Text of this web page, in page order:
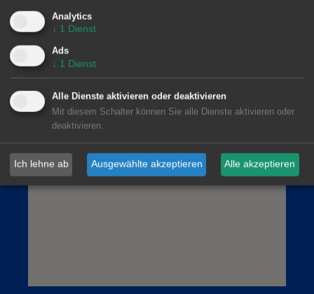
AleaSoft Barcelona
(+34) 900 10 21 61
Analytics
↓ 1 Dienst
Ads
↓ 1 Dienst
Alle Dienste aktivieren oder deaktivieren
Mit diesem Schalter können Sie alle Dienste aktivieren oder
deaktivieren.
Ich lehne ab Ausgewählte akzeptieren Alle akzeptieren